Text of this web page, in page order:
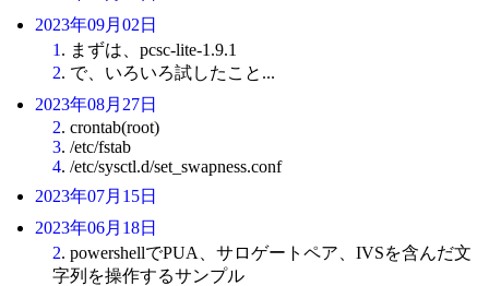
2023年09月02日
1 . まずは、pcsc-lite-1.9.1
2. で、いろいろ試したこと...
2023年08月27日
2. crontab(root)
3. /etc/fstab
4. /etc/sysctl.d/set_swapness.conf
2023年07月15日
2023年06月18日
2. powershellでPUA、サロゲートペア、IVSを含んだ文
字列を操作するサンプル